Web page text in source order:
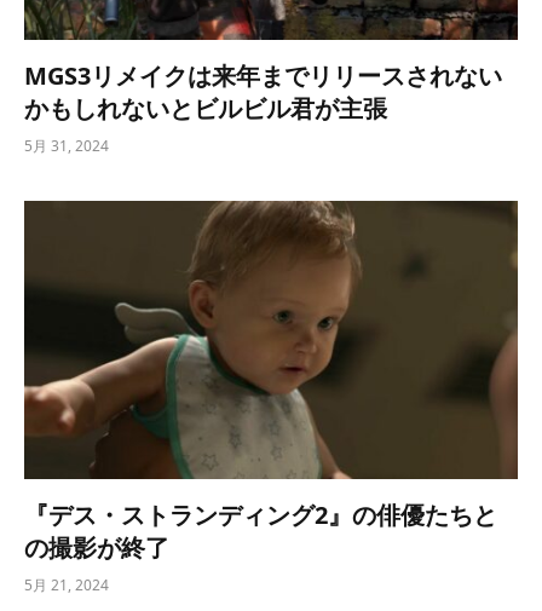
MGS3リメイクは来年までリリースされない
かもしれないとビルビル君が主張
5月 31, 2024
『デス・ストランディング2』の俳優たちと
の撮影が終了
5月 21, 2024